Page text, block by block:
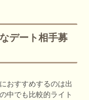
デート相手募
おすすめするのは出
中でも比較的ライト